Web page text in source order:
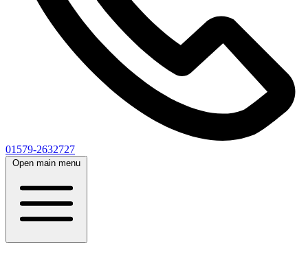
01579-2632727
Open main menu